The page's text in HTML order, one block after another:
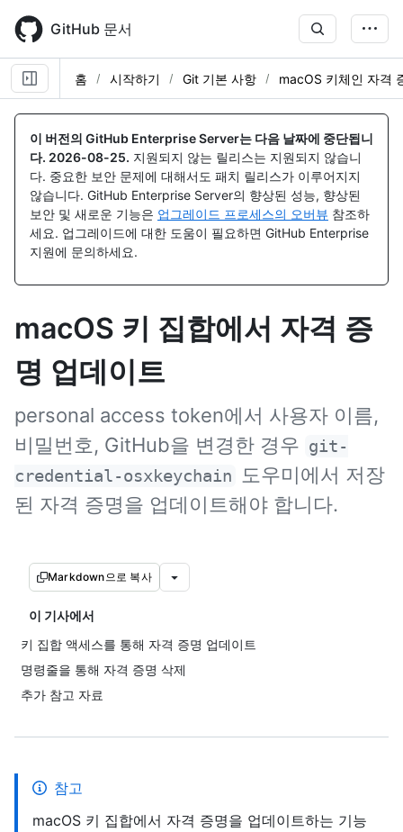
main
content
GitHub 문서
홈 시작하기 Git 기본 사항 macOS 키체인 자격
이 버전의 GitHub Enterprise Server는 다음 날짜에 중단됩니
다. 2026-08-25. 지원되지 않는 릴리스는 지원되지 않습니
다. 중요한 보안 문제에 대해서도 패치 릴리스가 이루어지지
않습니다. GitHub Enterprise Server의 향상된 성능, 향상된
보안 및 새로운 기능은 업그레이드 프로세스의 오버뷰 참조하
세요. 업그레이드에 대한 도움이 필요하면 GitHub Enterprise
지원에 문의하세요.
macOS 키 집합에서 자격 증
명 업데이트
personal access token에서 사용자 이름,
비밀번호, GitHub을 변경한 경우 git-
credential-osxkeychain
도우미에서 저장
된 자격 증명을 업데이트해야 합니다.
Markdown으로 복사
이 기사에서
키 집합 액세스를 통해 자격 증명 업데이트
명령줄을 통해 자격 증명 삭제
추가 참고 자료
참고
macOS 키 집합에서 자격 증명을 업데이트하는 기능